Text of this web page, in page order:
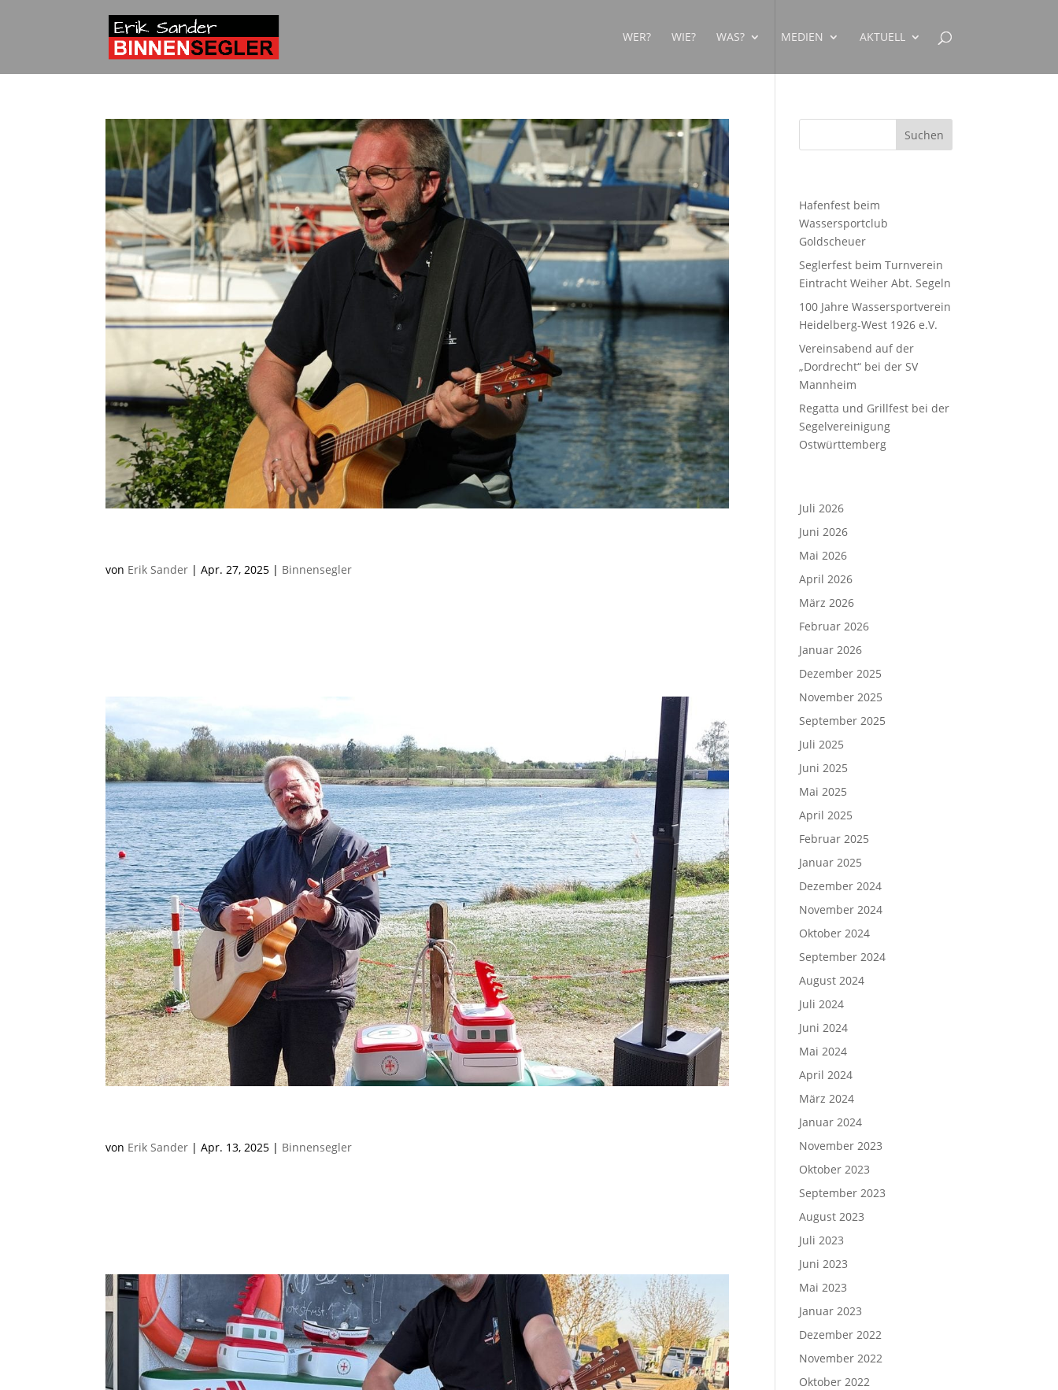
WER? WIE? WAS? MEDIEN AKTUELL
von Erik Sander |Apr. 27, 2025 | Binnensegler
von Erik Sander |Apr. 13, 2025 | Binnensegler
Hafenfest beim
Wassersportclub
Goldscheuer
Seglerfest beim Turnverein
Eintracht Weiher Abt. Segeln
100 Jahre Wassersportverein
Heidelberg-West 1926 e.V.
Vereinsabend auf der
„Dordrecht“ bei der SV
Mannheim
Regatta und Grillfest bei der
Segelvereinigung
Ostwürttemberg
Juli 2026
Juni 2026
Mai 2026
April 2026
März 2026
Februar 2026
Januar 2026
Dezember 2025
November 2025
September 2025
Juli 2025
Juni 2025
Mai 2025
April 2025
Februar 2025
Januar 2025
Dezember 2024
November 2024
Oktober 2024
September 2024
August 2024
Juli 2024
Juni 2024
Mai 2024
April 2024
März 2024
Januar 2024
November 2023
Oktober 2023
September 2023
August 2023
Juli 2023
Juni 2023
Mai 2023
Januar 2023
Dezember 2022
November 2022
Oktober 2022